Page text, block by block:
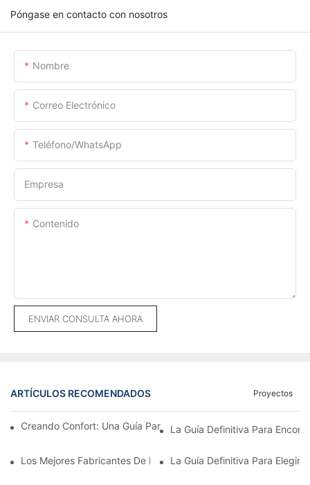
Póngase en contacto con nosotros
Nombre
Correo Electrónico
Teléfono/WhatsApp
Empresa
Contenido
ENVIAR CONSULTA AHORA
ARTÍCULOS RECOMENDADOS Proyectos
Creando Confort: Una Guía Para Fabricantes De Sofás A
La Guía Definitiva Para
Los Mejores Fabricantes De Mecanismos Para Sofás Cama:
La Guía Definitiva Para Elegir